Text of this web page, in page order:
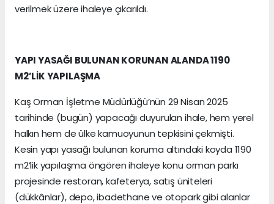
verilmek üzere ihaleye çıkarıldı.
YAPI YASAĞI BULUNAN KORUNAN ALANDA 1190
M2’LİK YAPILAŞMA
Kaş Orman İşletme Müdürlüğü’nün 29 Nisan 2025
tarihinde (bugün) yapacağı duyurulan ihale, hem yerel
halkın hem de ülke kamuoyunun tepkisini çekmişti.
Kesin yapı yasağı bulunan koruma altındaki koyda 1190
m2’lik yapılaşma öngören ihaleye konu orman parkı
projesinde restoran, kafeterya, satış üniteleri
(dükkânlar), depo, ibadethane ve otopark gibi alanlar